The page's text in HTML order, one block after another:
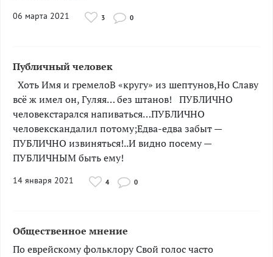
06 марта 2021 3 0
Публичный человек
Хоть Имя и гремелоВ «кругу» из шептунов,Но Славу
всё ж имел он, Гуляя… без штанов! ПУБЛИЧНО
человекстарался напиваться…ПУБЛИЧНО
человекскандалил потому;Едва-едва забыт —
ПУБЛИЧНО извиняться!..И видно посему —
ПУБЛИЧНЫМ быть ему!
14 января 2021 4 0
Общественное мнение
По еврейскому фольклору Свой голос часто